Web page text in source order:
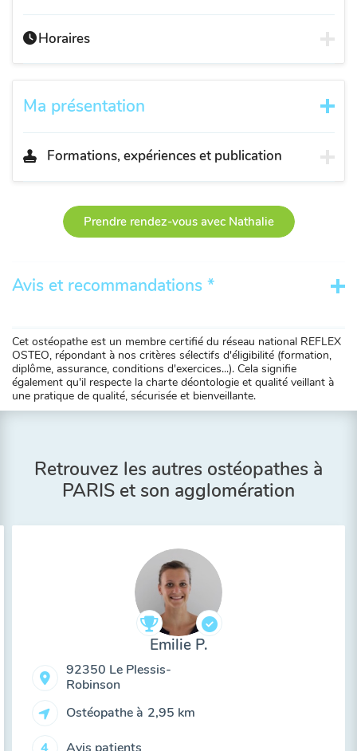
Horaires
Ma présentation
Formations, expériences et publication
Prendre rendez-vous avec Nathalie
Avis et recommandations *
Cet ostéopathe est un membre certifié du réseau national REFLEX
OSTEO, répondant à nos critères sélectifs d'éligibilité (formation,
diplôme, assurance, conditions d'exercices...). Cela signifie
également qu'il respecte la charte déontologie et qualité veillant à
une pratique de qualité, sécurisée et bienveillante.
Retrouvez les autres ostéopathes à
PARIS et son agglomération
Emilie P.
92350 Le Plessis-
Robinson
Ostéopathe à 2,95 km
Avis patients